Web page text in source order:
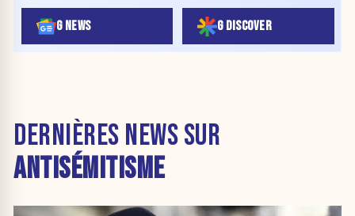
G NEWS G DISCOVER
DERNIÈRES NEWS SUR
ANTISÉMITISME